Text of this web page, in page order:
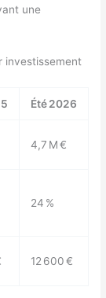
une
investissement
Été 2026
4,7 M €
24 %
12 600 €